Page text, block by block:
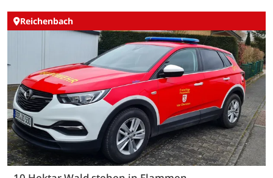
Reichenbach